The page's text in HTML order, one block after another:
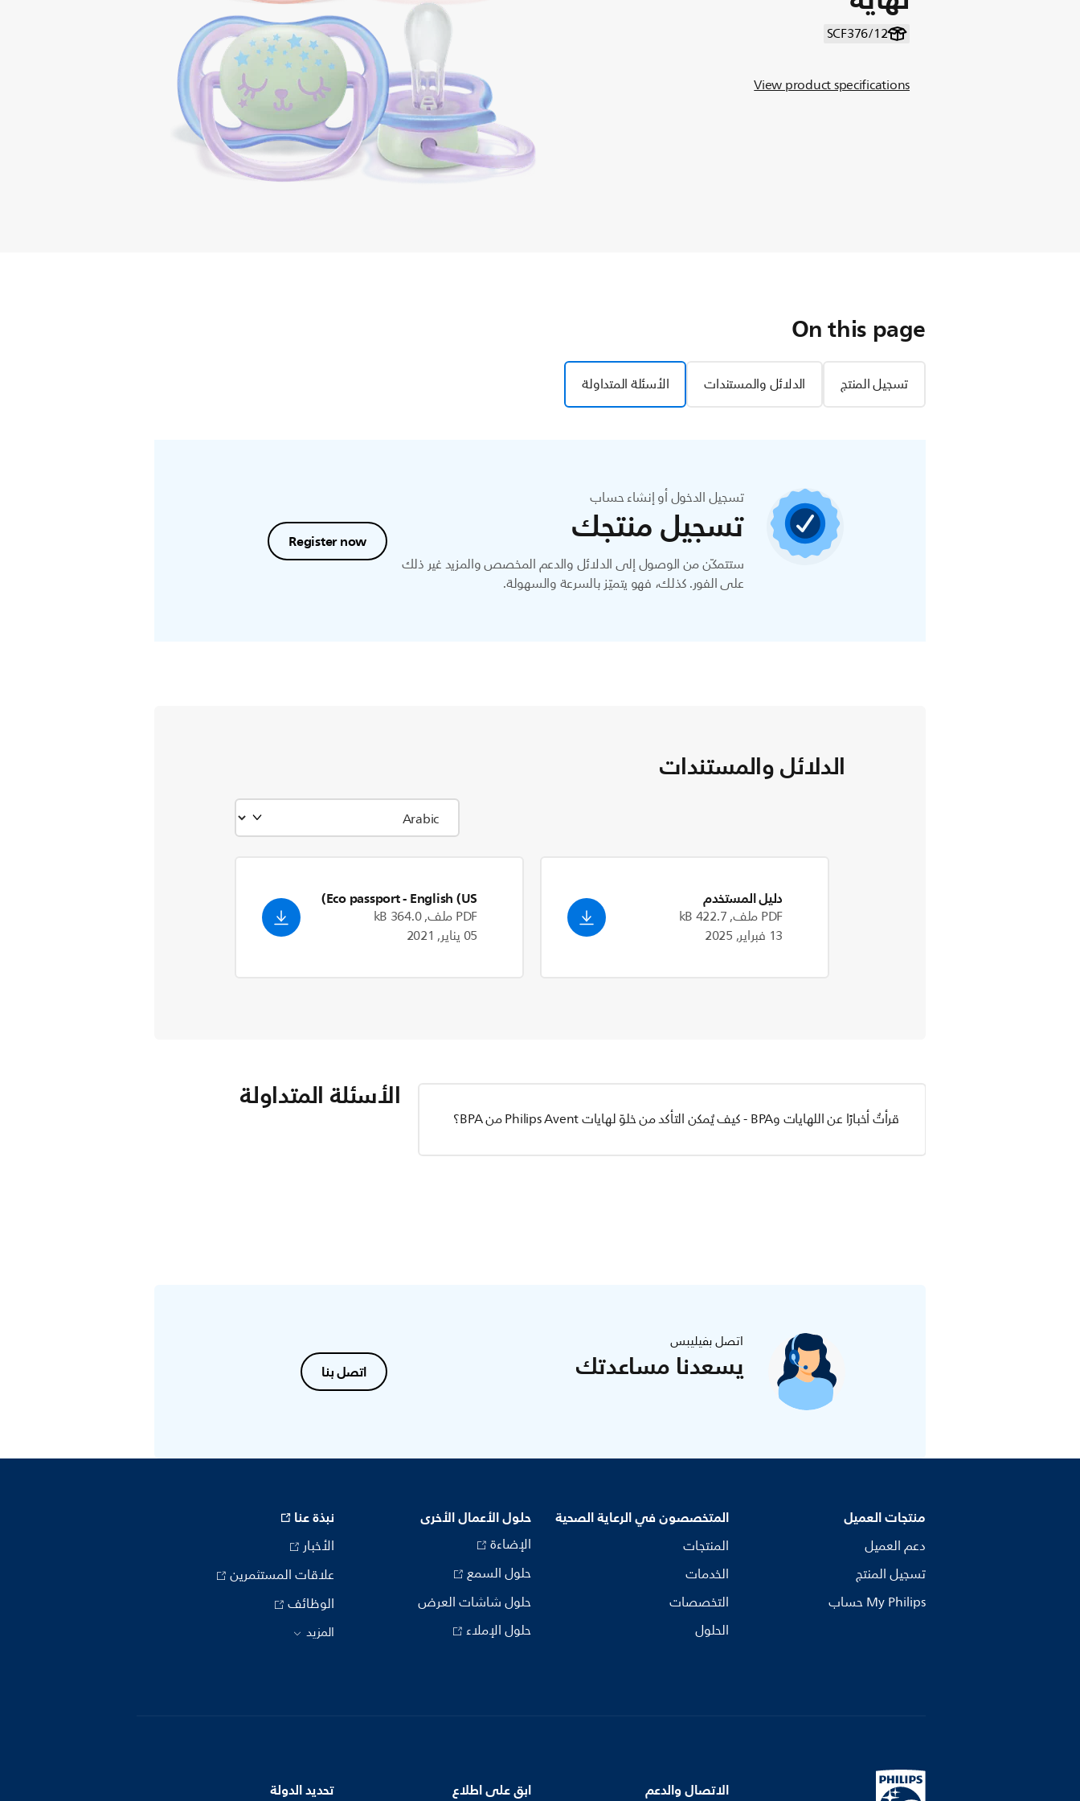
SCF376/12
View product specifications
On this page
تسجيل المنتج الدلائل والمستندات الأسئلة المتداولة
تسجيل الدخول أو إنشاء حساب
تسجيل منتجك
ستتمكّن من الوصول إلى الدلائل والدعم المخصص والمزيد غير ذلك
على الفور. كذلك، فهو يتميّز بالسرعة والسهولة.
Register now
الدلائل والمستندات
دليل المستخدم
PDF ملف, 422.7 kB
13 فبراير, 2025
Eco passport- English (US)
PDF ملف, 364.0 kB
05 يناير, 2021
الأسئلة المتداولة
قرأتُ أخبارًا عن اللهايات وBPA - كيف يُمكن التأكد من خلوّ لهايات Philips Avent من BPA؟
اتصل بفيليبس
يسعدنا مساعدتك اتصل بنا
منتجات العميل
دعم العميل
تسجيل المنتج
My Philips حساب
المتخصصون في الرعاية الصحية
المنتجات
الخدمات
التخصصات
الحلول
حلول الأعمال الأخرى
الإضاءة
حلول السمع
حلول شاشات العرض
حلول الإملاء
نبذة عنا
الأخبار
علاقات المستثمرين
الوظائف
المزيد
الاتصال والدعم ابق على اطلاع تحديد الدولة